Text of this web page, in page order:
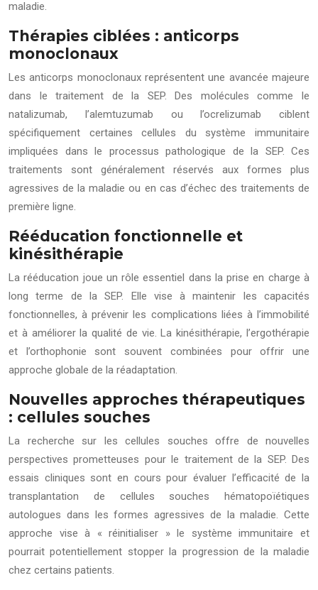
maladie.
Thérapies ciblées : anticorps
monoclonaux
Les anticorps monoclonaux représentent une avancée majeure
dans le traitement de la SEP. Des molécules comme le
natalizumab, l’alemtuzumab ou l’ocrelizumab ciblent
spécifiquement certaines cellules du système immunitaire
impliquées dans le processus pathologique de la SEP. Ces
traitements sont généralement réservés aux formes plus
agressives de la maladie ou en cas d’échec des traitements de
première ligne.
Rééducation fonctionnelle et
kinésithérapie
La rééducation joue un rôle essentiel dans la prise en charge à
long terme de la SEP. Elle vise à maintenir les capacités
fonctionnelles, à prévenir les complications liées à l’immobilité
et à améliorer la qualité de vie. La kinésithérapie, l’ergothérapie
et l’orthophonie sont souvent combinées pour offrir une
approche globale de la réadaptation.
Nouvelles approches thérapeutiques
: cellules souches
La recherche sur les cellules souches offre de nouvelles
perspectives prometteuses pour le traitement de la SEP. Des
essais cliniques sont en cours pour évaluer l’efficacité de la
transplantation de cellules souches hématopoïétiques
autologues dans les formes agressives de la maladie. Cette
approche vise à « réinitialiser » le système immunitaire et
pourrait potentiellement stopper la progression de la maladie
chez certains patients.